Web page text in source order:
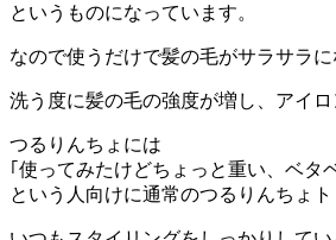
というものになっています。
なので使うだけで髪の毛がサラサラに
洗う度に髪の毛の強度が増し、アイ
つるりんちょには
｢使ってみたけどちょっと重い、ベタ
という人向けに通常のつるりんちょ